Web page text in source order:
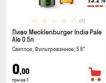
(0)
Пиво Mecklenburger India Pale
Ale 0.5л
Светлое, Фильтрованное, 5.6°
0,00
грн за 1